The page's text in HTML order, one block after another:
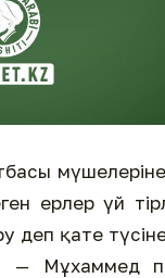
ерлер үй
деп қате
Мұхаммед